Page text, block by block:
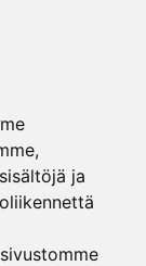
ja